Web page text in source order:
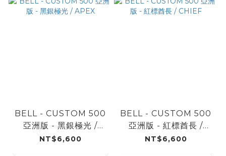
BELL - CUSTOM 500
亞洲版 - 黑銀極光 /
APEX
NT$6,600
BELL - CUSTOM 500
亞洲版 - 紅標酋長 /
CHIEF
NT$6,600